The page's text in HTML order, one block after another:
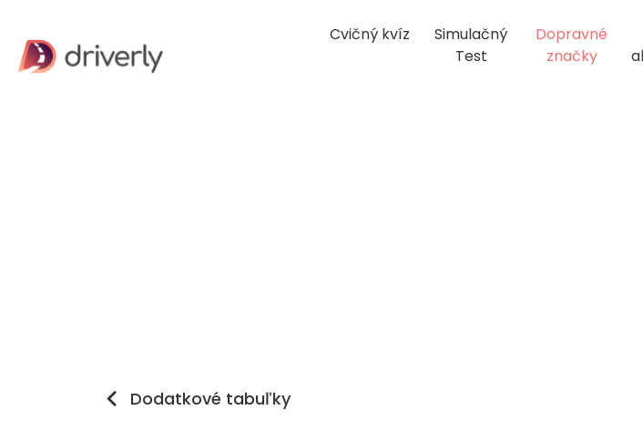
Cvičný kvíz
Simulačný
Test
Dopravné
značky
Dodatkové tabuľky